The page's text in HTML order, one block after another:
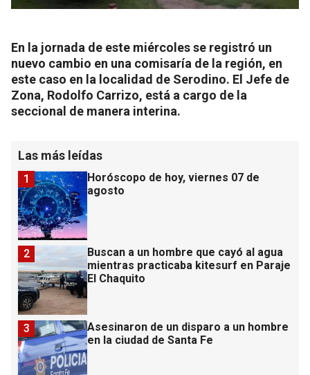
En la jornada de este miércoles se registró un
nuevo cambio en una comisaría de la región, en
este caso en la localidad de Serodino. El Jefe de
Zona, Rodolfo Carrizo, está a cargo de la
seccional de manera interina.
Las más leídas
Horóscopo de hoy, viernes 07 de
agosto
1
Buscan a un hombre que cayó al agua
mientras practicaba kitesurf en Paraje
El Chaquito
2
Asesinaron de un disparo a un hombre
en la ciudad de Santa Fe
3